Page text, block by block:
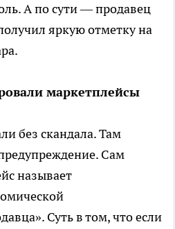
А по сути — продавец
яркую отметку на
маркетплейсы
без скандала. Там
Сам
называет
Суть в том, что если